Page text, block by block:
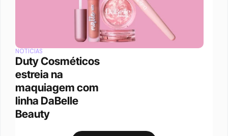
NOTÍCIAS
Duty Cosméticos
estreia na
maquiagem com
linha DaBelle
Beauty